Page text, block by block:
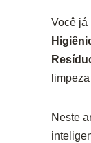
Você já
Neste